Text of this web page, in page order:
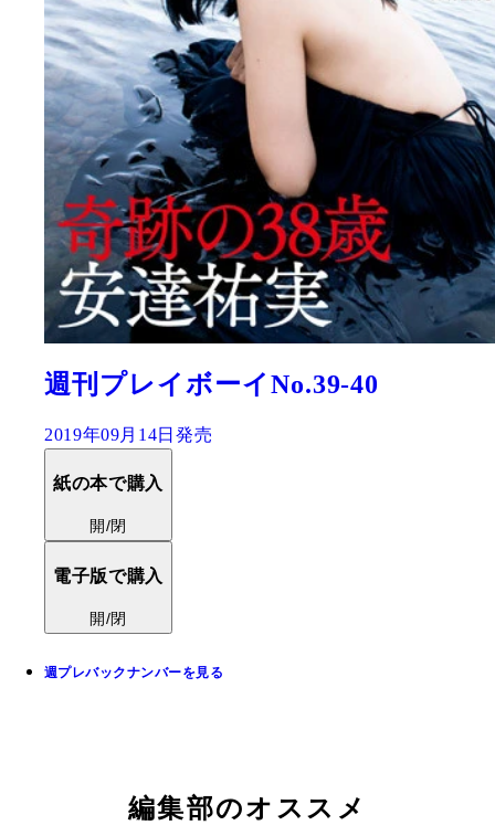
週刊プレイボーイNo.39-40
2019年09月14日発売
紙の本で購入
開/閉
電子版で購入
開/閉
週プレバックナンバーを見る
編集部のオススメ